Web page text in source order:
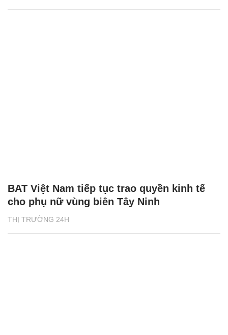
THỊ TRƯỜNG 24H
BAT Việt Nam tiếp tục trao quyền kinh tế
cho phụ nữ vùng biên Tây Ninh